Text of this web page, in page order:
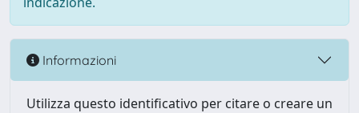
Informazioni
Utilizza questo identificativo per citare o creare un